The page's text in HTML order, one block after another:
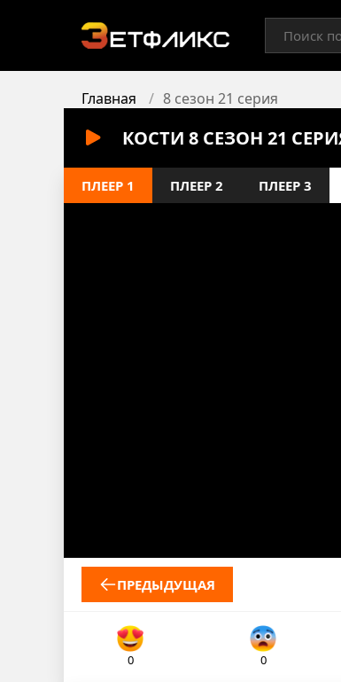
Главная 8 сезон 21 серия
КОСТИ 8 СЕЗОН 21
ПЛЕЕР 1 ПЛЕЕР 2 ПЛЕЕР 3
ПРЕДЫДУЩАЯ
0 0